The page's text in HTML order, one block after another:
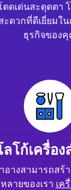
ดเด่นสะดุดตา
ะดวกที่ดีเยี่ยม
ธุรกิจของ
ลโก้เครื่อง
อางสามารถสร้
ลายของเรา เค